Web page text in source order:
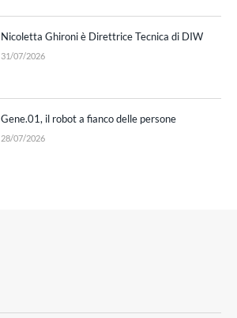
Nicoletta Ghironi è Direttrice Tecnica di DIW
31/07/2026
Gene.01, il robot a fianco delle persone
28/07/2026